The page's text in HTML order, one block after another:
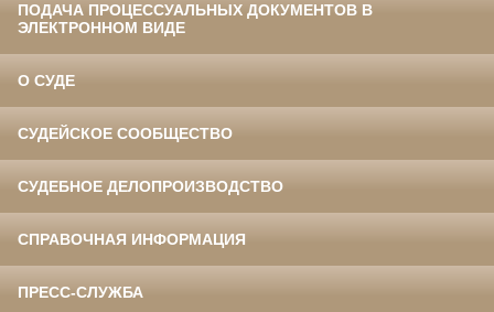
ПОДАЧА ПРОЦЕССУАЛЬНЫХ ДОКУМЕНТОВ В
ЭЛЕКТРОННОМ ВИДЕ
О СУДЕ
СУДЕЙСКОЕ СООБЩЕСТВО
СУДЕБНОЕ ДЕЛОПРОИЗВОДСТВО
СПРАВОЧНАЯ ИНФОРМАЦИЯ
ПРЕСС-СЛУЖБА